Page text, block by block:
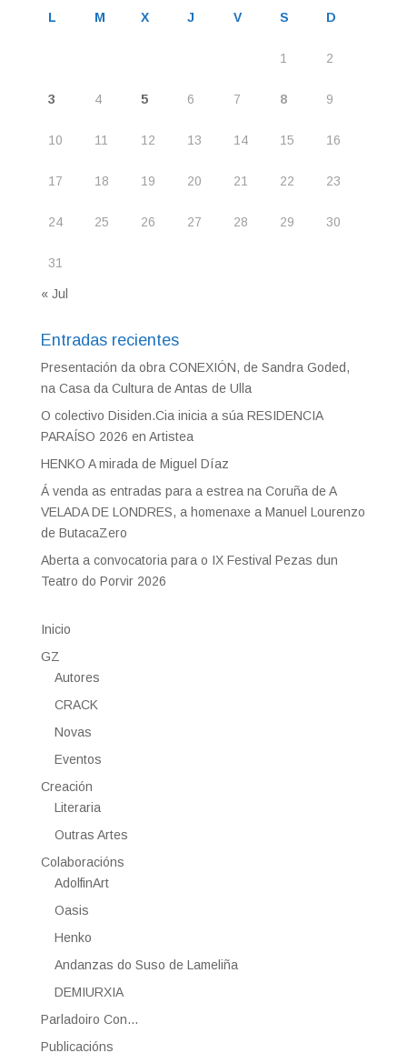
L M X J V S D
1 2
3 4 5 6 7 8 9
10 11 12 13 14 15 16
17 18 19 20 21 22 23
24 25 26 27 28 29 30
31
« Jul
Entradas recientes
Presentación da obra CONEXIÓN, de Sandra Goded,
na Casa da Cultura de Antas de Ulla
O colectivo Disiden.Cia inicia a súa RESIDENCIA
PARAÍSO 2026 en Artistea
HENKO A mirada de Miguel Díaz
Á venda as entradas para a estrea na Coruña de A
VELADA DE LONDRES, a homenaxe a Manuel Lourenzo
de ButacaZero
Aberta a convocatoria para o IX Festival Pezas dun
Teatro do Porvir 2026
Inicio
GZ
Autores
CRACK
Novas
Eventos
Creación
Literaria
Outras Artes
Colaboracións
AdolfinArt
Oasis
Henko
Andanzas do Suso de Lameliña
DEMIURXIA
Parladoiro Con…
Publicacións